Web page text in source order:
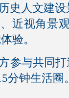
史人文建
近视角景
验。
参与共同
分钟生活圈